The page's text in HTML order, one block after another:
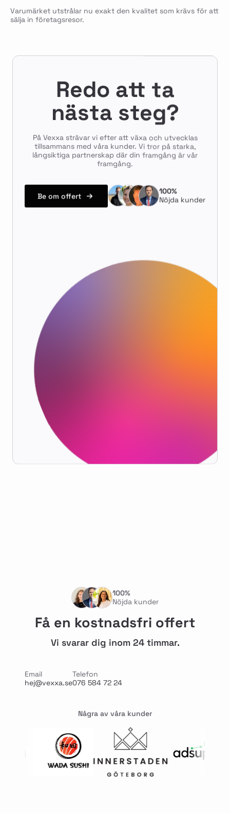
Varumärket utstrålar nu exakt den kvalitet som krävs för att
sälja in företagsresor.
Redo att ta
nästa steg?
På Vexxa strävar vi efter att växa och utvecklas
tillsammans med våra kunder. Vi tror på starka,
långsiktiga partnerskap där din framgång är vår
framgång.
Be om offert
100%
Nöjda kunder
100%
Nöjda kunder
Få en kostnadsfri offert
Vi svarar dig inom 24 timmar.
Email
hej@vexxa.se
Telefon
076 584 72 24
Några av våra kunder